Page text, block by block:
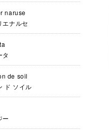
naruse
エナルセ
タ
de soil
ド ソイル
ー